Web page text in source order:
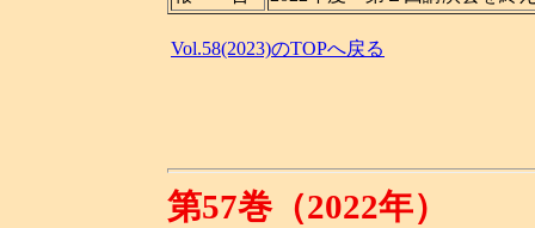
Vol.58(2023)のTOPへ戻る
第57巻（2022年）